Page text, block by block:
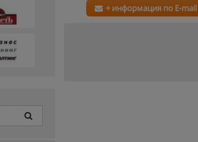
+ информация по E-mail